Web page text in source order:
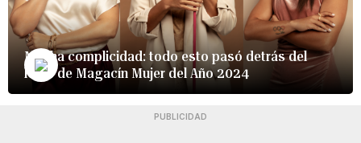
Mucha complicidad: todo esto pasó detrás del
lente de Magacín Mujer del Año 2024
PUBLICIDAD